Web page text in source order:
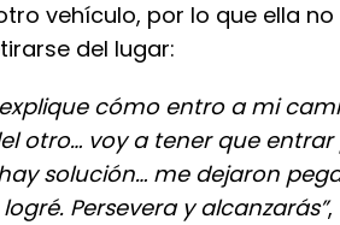
vehículo, por lo que ella
del lugar:
cómo entro a mi
otro… voy a tener que entrar
solución… me dejaron
Persevera y alcanzarás”,